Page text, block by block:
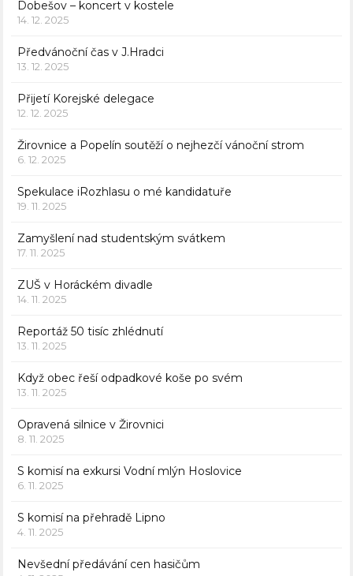
Dobešov – koncert v kostele
14. 12. 2025
Předvánoční čas v J.Hradci
13. 12. 2025
Přijetí Korejské delegace
12. 12. 2025
Žirovnice a Popelín soutěží o nejhezčí vánoční strom
6. 12. 2025
Spekulace iRozhlasu o mé kandidatuře
19. 11. 2025
Zamyšlení nad studentským svátkem
17. 11. 2025
ZUŠ v Horáckém divadle
14. 11. 2025
Reportáž 50 tisíc zhlédnutí
13. 11. 2025
Když obec řeší odpadkové koše po svém
13. 11. 2025
Opravená silnice v Žirovnici
8. 11. 2025
S komisí na exkursi Vodní mlýn Hoslovice
6. 11. 2025
S komisí na přehradě Lipno
4. 11. 2025
Nevšední předávání cen hasičům